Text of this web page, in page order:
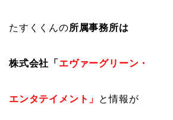
たすくくんの所属事務所は
株式会社「 エヴァーグリーン・
エンタテイメント」 と情報が